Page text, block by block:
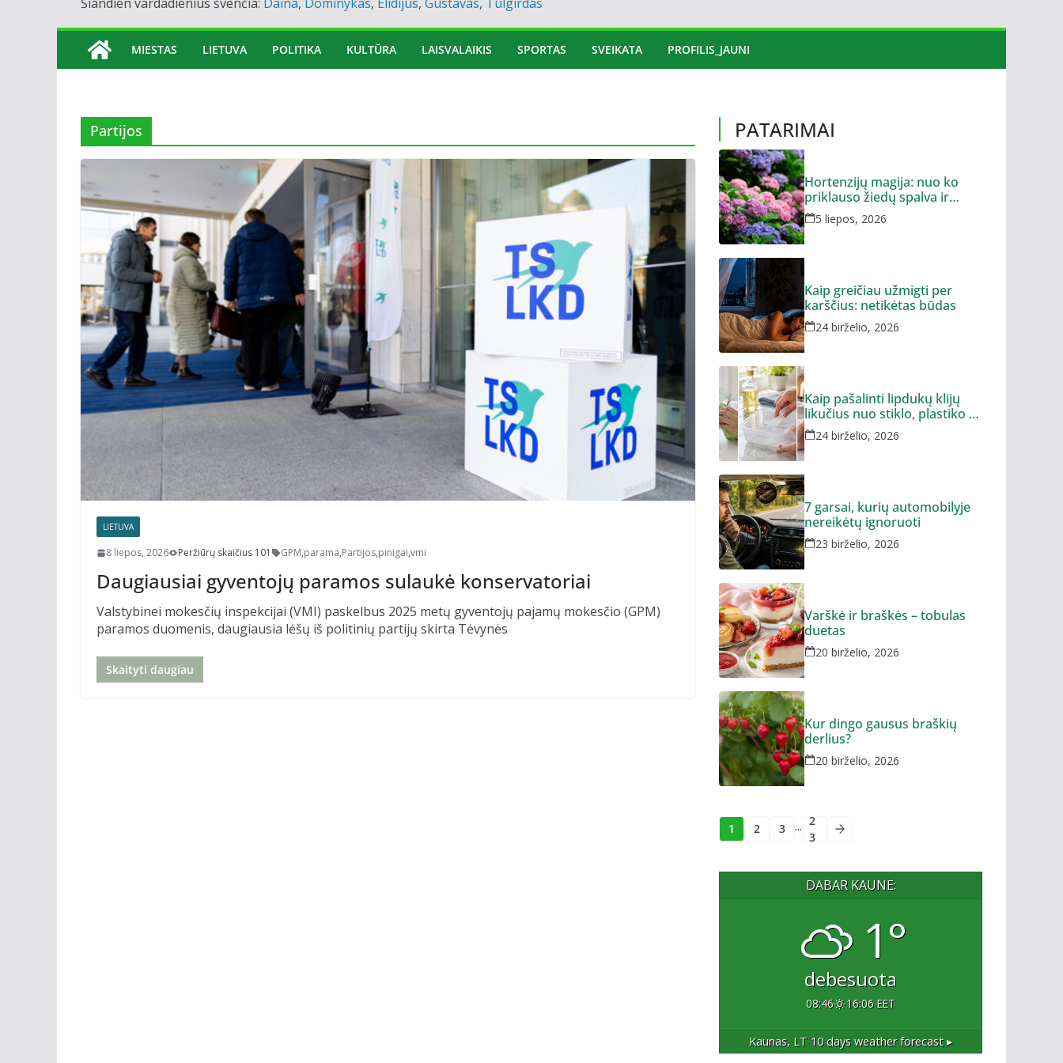
MIESTAS LIETUVA POLITIKA KULTŪRA LAISVALAIKIS SPORTAS SVEIKATA PROFILIS_JAUNI
Partijos
LIETUVA
8 liepos, 2026 Peržiūrų skaičius 101 GPM,parama,Partijos,pinigai,vmi
Daugiausiai gyventojų paramos sulaukė konservatoriai
Valstybinei mokesčių inspekcijai (VMI) paskelbus 2025 metų gyventojų pajamų mokesčio (GPM)
paramos duomenis, daugiausia lėšų iš politinių partijų skirta Tėvynės
Skaityti daugiau
PATARIMAI
Hortenzijų magija: nuo ko
priklauso žiedų spalva ir
dydis?
5 liepos, 2026
Kaip greičiau užmigti per
karščius: netikėtas būdas
24 birželio, 2026
Kaip pašalinti lipdukų klijų
likučius nuo stiklo, plastiko ar
metalo
24 birželio, 2026
7 garsai, kurių automobilyje
nereikėtų ignoruoti
23 birželio, 2026
Varškė ir braškės – tobulas
duetas
20 birželio, 2026
Kur dingo gausus braškių
derlius?
20 birželio, 2026
1 2 3 ... 2
3
DABAR KAUNE:
1°
debesuota
08:46 16:06 EET
Kaunas, LT 10 days weather forecast ▸